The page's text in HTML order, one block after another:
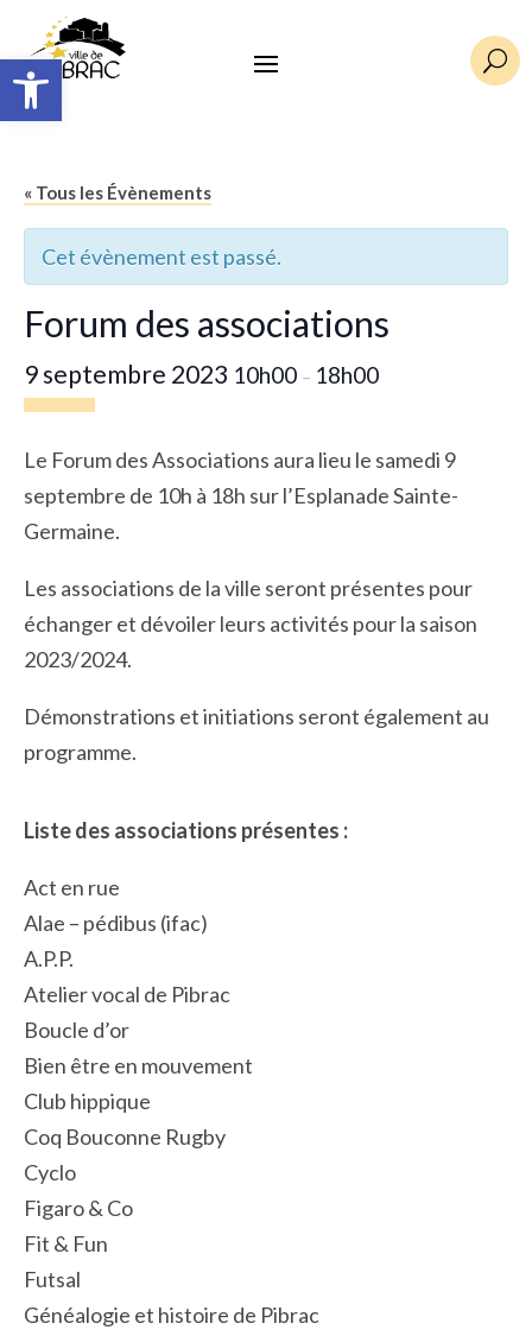
Ouvrir la barre d’outils U
« Tous les Évènements
Cet évènement est passé.
Forum des associations
9 septembre 2023 10h00 – 18h00
Le Forum des Associations aura lieu le samedi 9
septembre de 10h à 18h sur l’Esplanade Sainte-
Germaine.
Les associations de la ville seront présentes pour
échanger et dévoiler leurs activités pour la saison
2023/2024.
Démonstrations et initiations seront également au
programme.
Liste des associations présentes :
Act en rue
Alae – pédibus (ifac)
A.P.P.
Atelier vocal de Pibrac
Boucle d’or
Bien être en mouvement
Club hippique
Coq Bouconne Rugby
Cyclo
Figaro & Co
Fit & Fun
Futsal
Généalogie et histoire de Pibrac